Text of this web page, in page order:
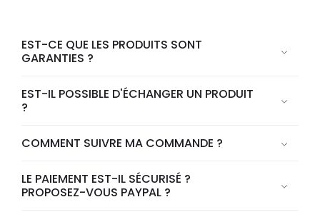
EST-CE QUE LES PRODUITS SONT
GARANTIES ?
EST-IL POSSIBLE D'ÉCHANGER UN PRODUIT
?
COMMENT SUIVRE MA COMMANDE ?
LE PAIEMENT EST-IL SÉCURISÉ ?
PROPOSEZ-VOUS PAYPAL ?